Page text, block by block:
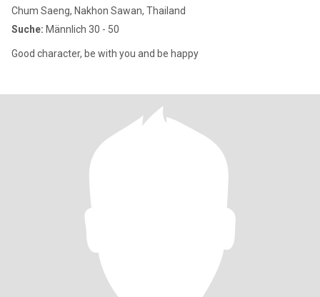
Chum Saeng, Nakhon Sawan, Thailand
Suche: Männlich 30 - 50
Good character, be with you and be happy